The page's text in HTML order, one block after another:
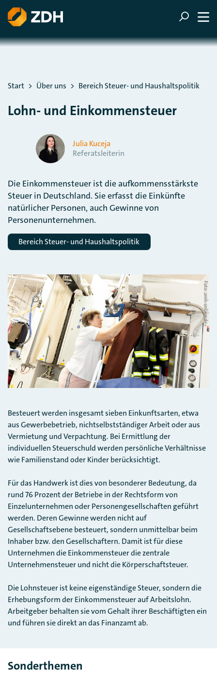
ZUM HAUPTINHALT SPRINGEN
ZUR SUCHE SPRINGEN
Sie befinden sich hier:
Start Über uns Bereich Steuer- und Haushaltspolitik
Lohn- und Einkommensteuer
Julia Kuceja
Referatsleiterin
Die Einkommensteuer ist die aufkommensstärkste
Steuer in Deutschland. Sie erfasst die Einkünfte
natürlicher Personen, auch Gewinne von
Personenunternehmen.
Bereich Steuer- und Haushaltspolitik
Foto: amh-online.de
Besteuert werden insgesamt sieben Einkunftsarten, etwa
aus Gewerbebetrieb, nichtselbstständiger Arbeit oder aus
Vermietung und Verpachtung. Bei Ermittlung der
individuellen Steuerschuld werden persönliche Verhältnisse
wie Familienstand oder Kinder berücksichtigt.
Für das Handwerk ist dies von besonderer Bedeutung, da
rund 76 Prozent der Betriebe in der Rechts­form von
Einzelunternehmen oder Personengesellschaften geführt
werden. Deren Gewinne werden nicht auf
Gesellschaftsebene besteuert, sondern unmittelbar beim
Inhaber bzw. den Gesellschaftern. Damit ist für diese
Unternehmen die Einkommensteuer die zentrale
Unternehmensteuer und nicht die Körperschaftsteuer.
Die Lohnsteuer ist keine eigenständige Steuer, sondern die
Erhebungsform der Einkommensteuer auf Arbeitslohn.
Arbeitgeber behalten sie vom Gehalt ihrer Beschäftigten ein
und führen sie direkt an das Finanzamt ab.
Sonderthemen